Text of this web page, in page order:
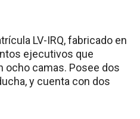
LV-IRQ, fabricado en
ejecutivos que
ocho camas. Posee dos
y cuenta con dos